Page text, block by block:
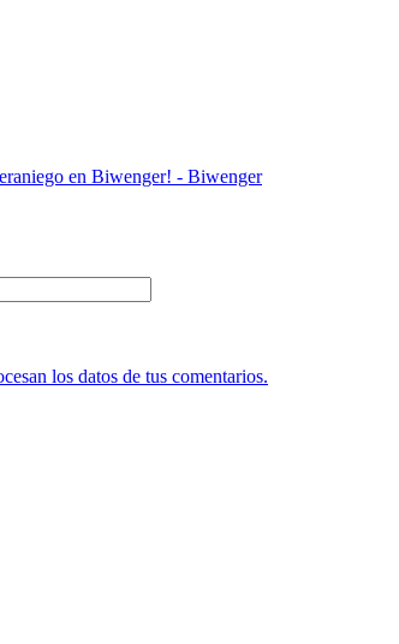
en Biwenger! - Biwenger
los datos de tus comentarios.